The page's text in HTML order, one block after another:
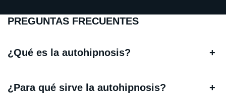
PREGUNTAS FRECUENTES
¿Qué es la autohipnosis? +
¿Para qué sirve la autohipnosis? +